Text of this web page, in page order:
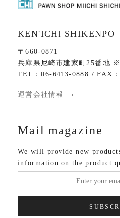
KEN'ICHI SHIKENPO
〒660-0871
兵庫県尼崎市建家町25番地
TEL：06-6413-0888 / FAX
運営会社情報 ›
Mail magazine
We will provide new
information on the product